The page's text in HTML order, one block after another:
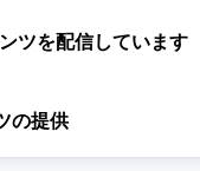
ツを配信しています
の提供